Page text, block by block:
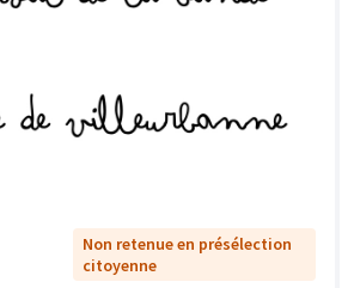
Non retenue en présélection
citoyenne